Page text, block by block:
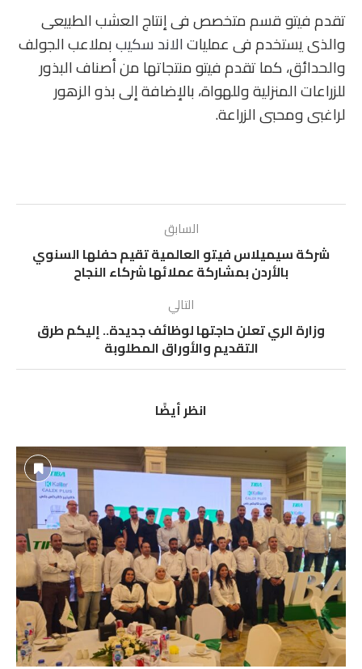
تقدم فيتو قسم متخصص فى إنتاج العشب الطبيعى
والذى يستخدم فى عملياتالاند سكيببملاعب الجولف
والحدائق، كما تقدم فيتو منتجاتها من أصناف البذور
للزراعات المنزلية وللهواة، بالإضافة إلى بذو الزهور
لراغبى ومحبى الزراعة.
السابق
شركة سيميلاس فيتو العالمية تقيم حفلها السنوي
بالأردن بمشاركة عملائها شركاء النجاح
التالي
وزارة الري تعلن حاجتها لوظائف جديدة.. إليكم طرق
التقديم والأوراق المطلوبة
انظر أيضًا